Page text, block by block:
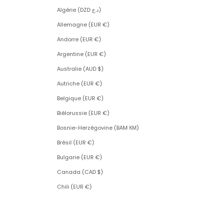
Algérie (DZD د.ج)
Allemagne (EUR €)
Andorre (EUR €)
Argentine (EUR €)
Australie (AUD $)
Autriche (EUR €)
Belgique (EUR €)
Biélorussie (EUR €)
Bosnie-Herzégovine (BAM КМ)
Brésil (EUR €)
Bulgarie (EUR €)
Canada (CAD $)
Chili (EUR €)